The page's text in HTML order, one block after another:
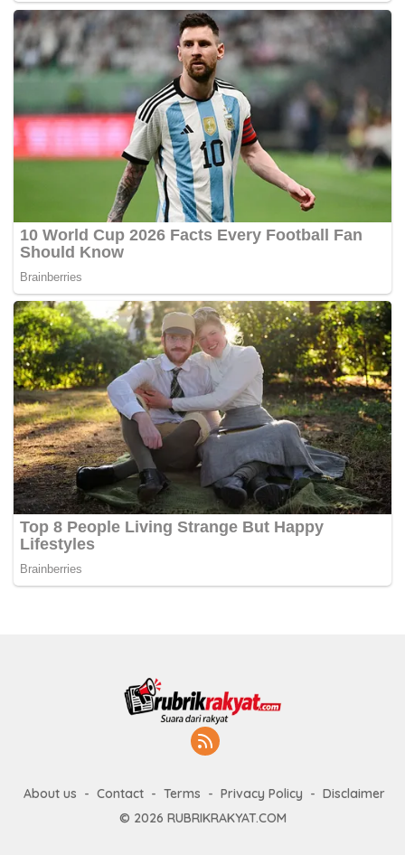
About us Contact Terms Privacy Policy
Disclaimer
© 2026 RUBRIKRAKYAT.COM